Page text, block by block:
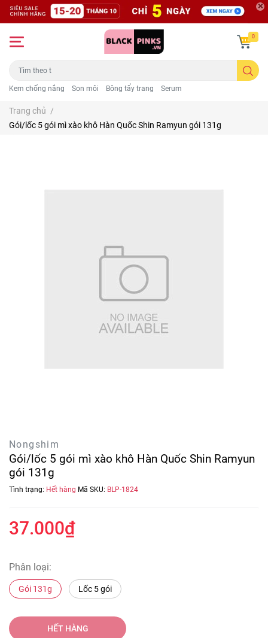
Kem chống nắng Son môi Bông tẩy trang Serum
0
Trang chủ /
Gói/lốc 5 gói mì xào khô Hàn Quốc Shin Ramyun gói 131g
Nongshim
Gói/lốc 5 gói mì xào khô Hàn Quốc Shin Ramyun
gói 131g
Tình trạng: Hết hàng Mã SKU: BLP-1824
37.000₫
Phân loại:
Gói 131g Lốc 5 gói
HẾT HÀNG